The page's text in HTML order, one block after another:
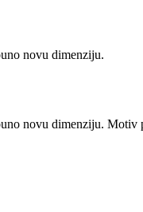
novu dimenziju.
novu dimenziju. Motiv